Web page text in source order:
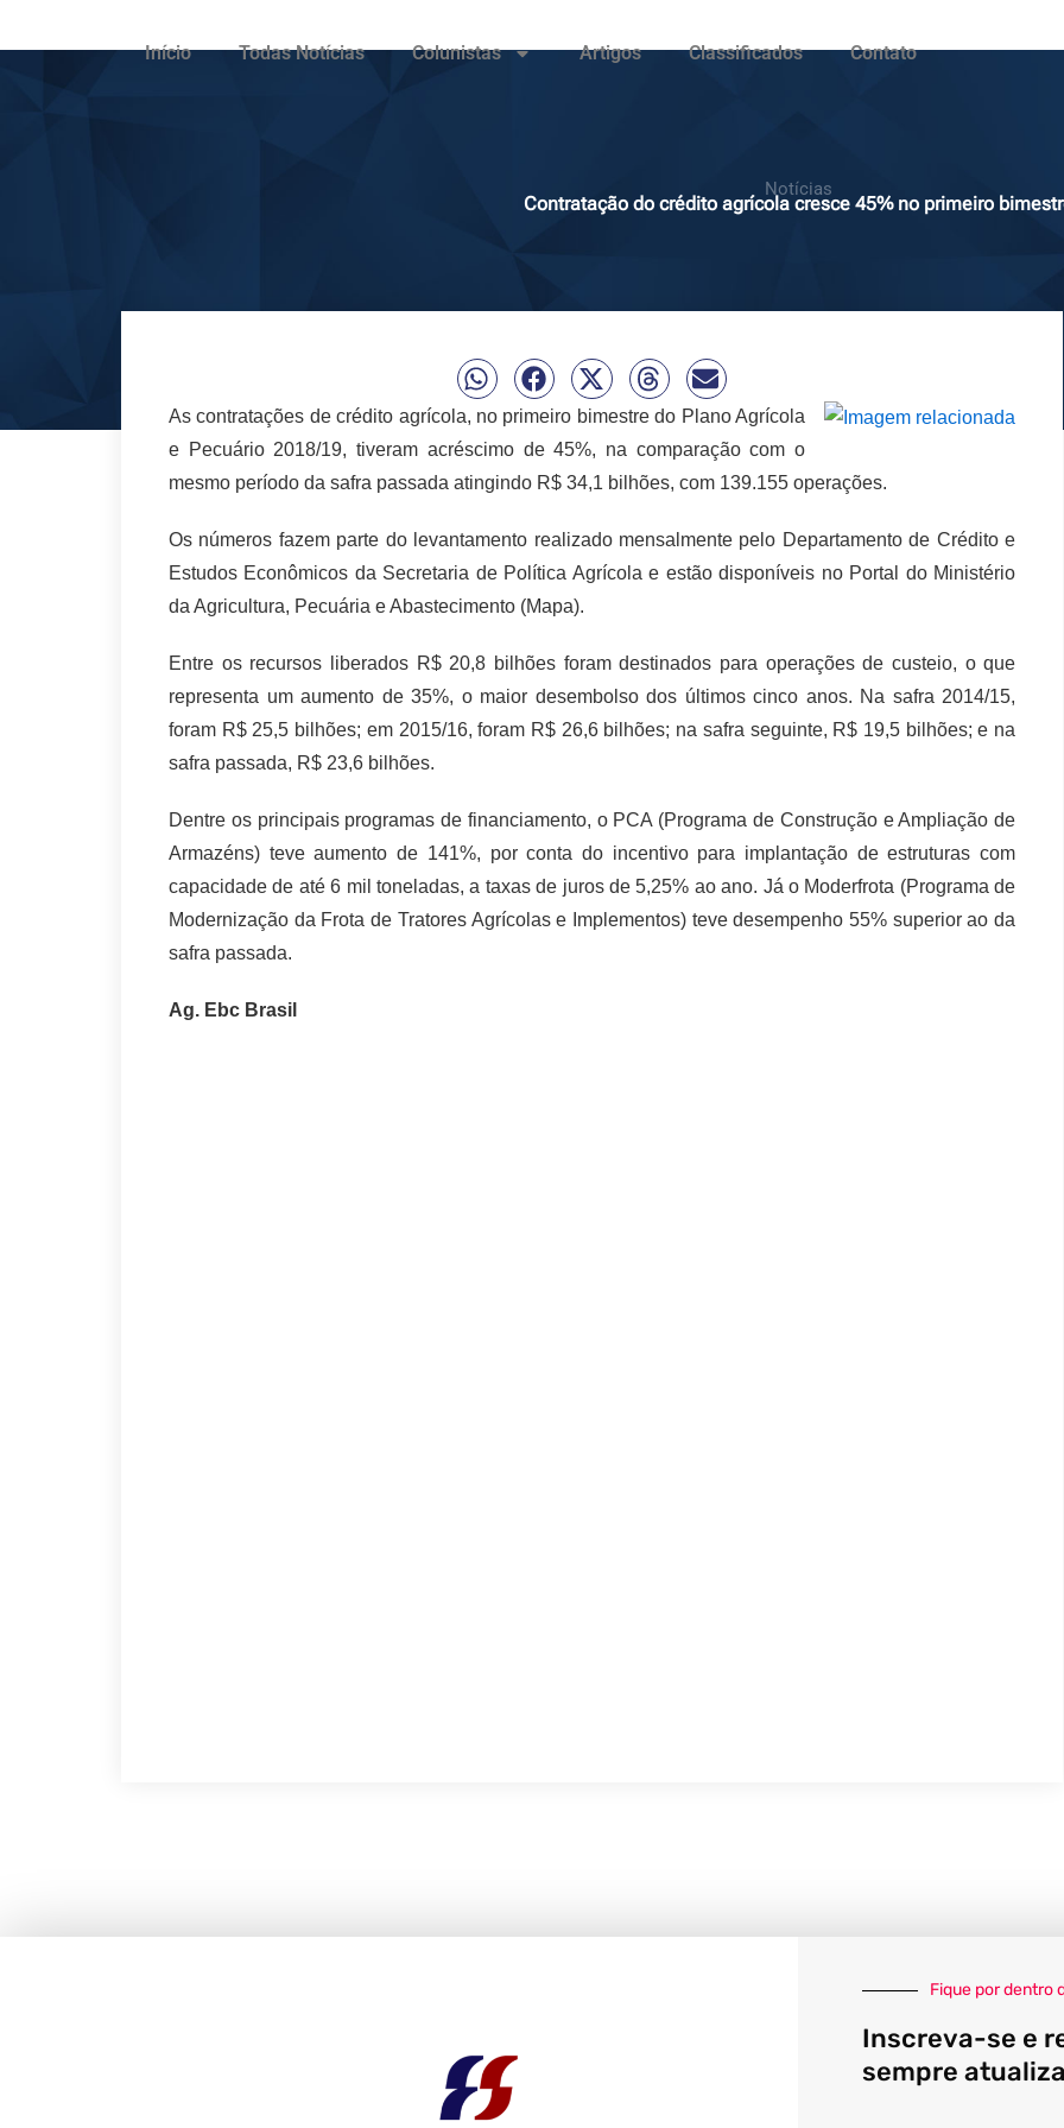
Início Todas Notícias Colunistas Artigos Classificados Contato
Notícias
Contratação do crédito agrícola cresce 45% no primeiro
As contratações de crédito agrícola, no primeiro bimestre do Plano Agrícola
e Pecuário 2018/19, tiveram acréscimo de 45%, na comparação com o
mesmo período da safra passada atingindo R$ 34,1 bilhões, com 139.155 operações.
Os números fazem parte do levantamento realizado mensalmente pelo Departamento de Crédito e
Estudos Econômicos da Secretaria de Política Agrícola e estão disponíveis no Portal do Ministério
da Agricultura, Pecuária e Abastecimento (Mapa).
Entre os recursos liberados R$ 20,8 bilhões foram destinados para operações de custeio, o que
representa um aumento de 35%, o maior desembolso dos últimos cinco anos. Na safra 2014/15,
foram R$ 25,5 bilhões; em 2015/16, foram R$ 26,6 bilhões; na safra seguinte, R$ 19,5 bilhões; e na
safra passada, R$ 23,6 bilhões.
Dentre os principais programas de financiamento, o PCA (Programa de Construção e Ampliação de
Armazéns) teve aumento de 141%, por conta do incentivo para implantação de estruturas com
capacidade de até 6 mil toneladas, a taxas de juros de 5,25% ao ano. Já o Moderfrota (Programa de
Modernização da Frota de Tratores Agrícolas e Implementos) teve desempenho 55% superior ao da
safra passada.
Ag. Ebc Brasil
Fique por dentro
Inscreva-se e
sempre